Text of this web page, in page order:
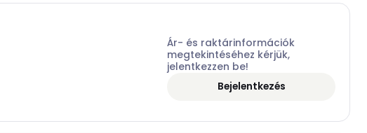
Ár- és raktárinformációk
megtekintéséhez kérjük,
jelentkezzen be!
Bejelentkezés